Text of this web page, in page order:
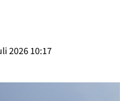
2026 10:17